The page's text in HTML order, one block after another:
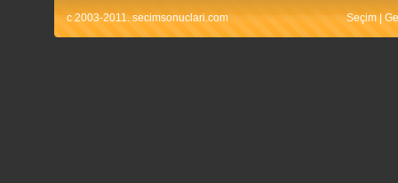
c 2003-2011. secimsonuclari.com Seçim |